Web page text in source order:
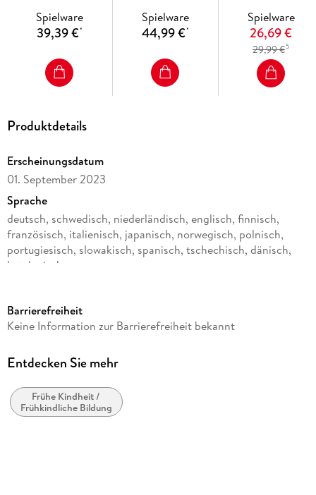
Spielware
39,39 €*
Spielware
44,99 €*
Spielzeuglok für
Kinder ab 3
Spielware
26,69 €
29,99 €5
Produktdetails
Erscheinungsdatum
01. September 2023
Sprache
deutsch, schwedisch, niederländisch, englisch, finnisch,
französisch, italienisch, japanisch, norwegisch, polnisch,
portugiesisch, slowakisch, spanisch, tschechisch, dänisch,
katalanisch
von 3 bis 99 Jahren
Reihe
Verlag/Hersteller
Ravensburger Spieleverlag
Produktart
Barrierefreiheit
Keine Information zur Barrierefreiheit bekannt
Entdecken Sie mehr
Frühe Kindheit /
Frühkindliche Bildung